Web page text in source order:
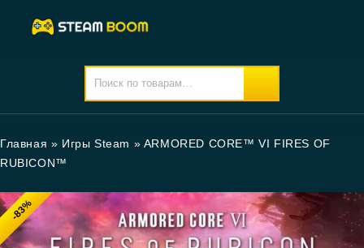
Главная » Игры Steam » ARMORED CORE™ VI FIRES OF
RUBICON™
-83%